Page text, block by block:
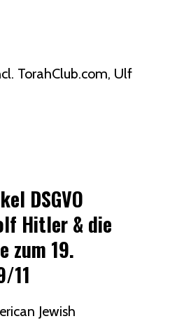
TorahClub.com, Ulf
DSGVO
Hitler & die
zum 19.
11
Jewish